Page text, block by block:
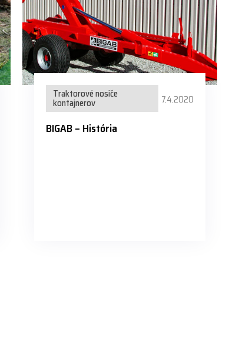
Traktorové nosiče
kontajnerov 7.4.2020
BIGAB – História